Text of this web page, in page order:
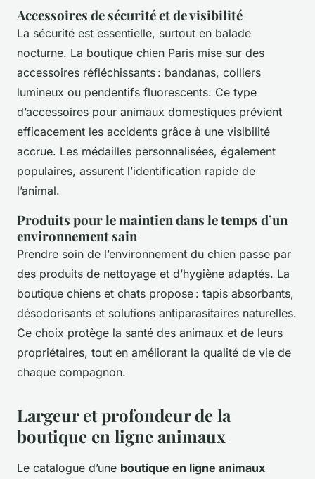
Accessoires de sécurité et de visibilité
La sécurité est essentielle, surtout en balade
nocturne. La boutique chien Paris mise sur des
accessoires réfléchissants : bandanas, colliers
lumineux ou pendentifs fluorescents. Ce type
d’accessoires pour animaux domestiques prévient
efficacement les accidents grâce à une visibilité
accrue. Les médailles personnalisées, également
populaires, assurent l’identification rapide de
l’animal.
Produits pour le maintien dans le temps d’un
environnement sain
Prendre soin de l’environnement du chien passe par
des produits de nettoyage et d’hygiène adaptés. La
boutique chiens et chats propose : tapis absorbants,
désodorisants et solutions antiparasitaires naturelles.
Ce choix protège la santé des animaux et de leurs
propriétaires, tout en améliorant la qualité de vie de
chaque compagnon.
Largeur et profondeur de la
boutique en ligne animaux
Le catalogue d’une boutique en ligne animaux